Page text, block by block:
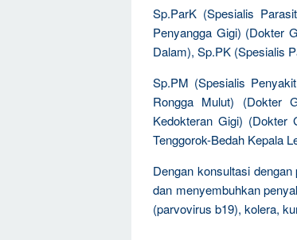
Sp.ParK (Spesialis
Penyangga Gigi) (Dokter
Dalam), Sp.PK (Spesialis
Sp.PM (Spesialis
Rongga Mulut) (Dokter
Kedokteran Gigi) (Dokter
Tenggorok-Bedah Kepala
Dengan konsultasi
dan menyembuhkan
(parvovirus b19), kolera,